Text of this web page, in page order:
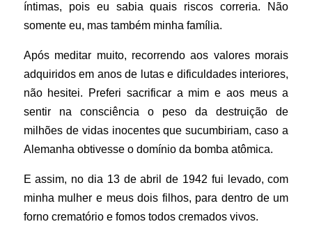
íntimas, pois eu sabia quais riscos correria. Não
somente eu, mas também minha família.
Após meditar muito, recorrendo aos valores morais
adquiridos em anos de lutas e dificuldades interiores,
não hesitei. Preferi sacrificar a mim e aos meus a
sentir na consciência o peso da destruição de
milhões de vidas inocentes que sucumbiriam, caso a
Alemanha obtivesse o domínio da bomba atômica.
E assim, no dia 13 de abril de 1942 fui levado, com
minha mulher e meus dois filhos, para dentro de um
forno crematório e fomos todos cremados vivos.